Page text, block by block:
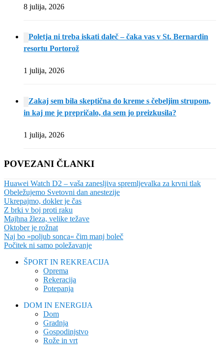
8 julija, 2026
Poletja ni treba iskati daleč – čaka vas v St. Bernardin
resortu Portorož
1 julija, 2026
Zakaj sem bila skeptična do kreme s čebeljim strupom,
in kaj me je prepričalo, da sem jo preizkusila?
1 julija, 2026
POVEZANI ČLANKI
Huawei Watch D2 – vaša zanesljiva spremljevalka za krvni tlak
Obeležujemo Svetovni dan anestezije
Ukrepajmo, dokler je čas
Z brki v boj proti raku
Majhna žleza, velike težave
Oktober je rožnat
Naj bo »poljub sonca« čim manj boleč
Počitek ni samo poležavanje
ŠPORT IN REKREACIJA
Oprema
Rekeracija
Potepanja
DOM IN ENERGIJA
Dom
Gradnja
Gospodinjstvo
Rože in vrt